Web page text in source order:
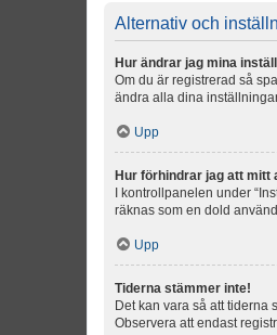
Alternativ och
Hur ändrar jag mina
Om du är registrerad så
ändra alla dina
Upp
Hur förhindrar jag att mitt
I kontrollpanelen under
räknas som en dold
Upp
Tiderna stämmer inte!
Det kan vara så att tiderna
Observera att endast